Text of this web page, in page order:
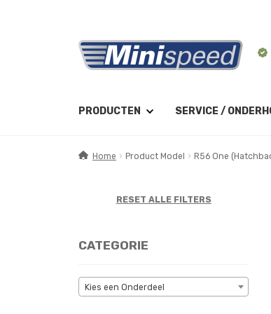
Ga
door
naar
Ga
naar
de
PRODUCTEN SERVICE /
Home Product Model R56 One
RESET ALLE FILTERS
CATEGORIE
Kies een Onderdeel